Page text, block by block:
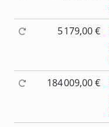
5 179,00 €
184 009,00 €